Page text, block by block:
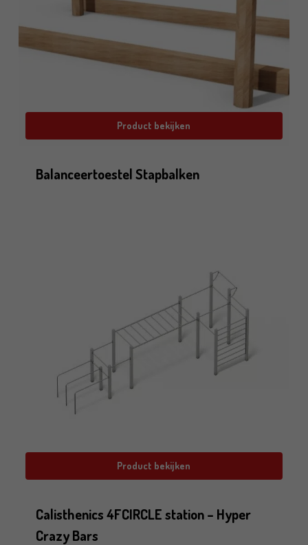
Product bekijken
Balanceertoestel Stapbalken
Product bekijken
Calisthenics 4FCIRCLE station – Hyper
Crazy Bars